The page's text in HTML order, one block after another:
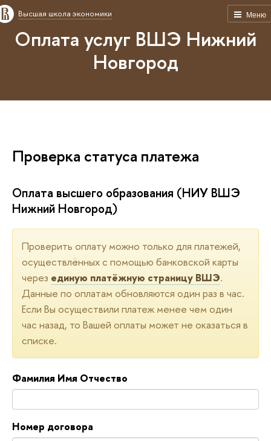
Меню
Высшая школа экономики
Оплата услуг ВШЭ Нижний
Новгород
Проверка статуса платежа
Оплата высшего образования (НИУ ВШЭ
Нижний Новгород)
Проверить оплату можно только для платежей,
осуществлённых с помощью банковской карты
через единую платёжную страницу ВШЭ.
Данные по оплатам обновляются один раз в час.
Если Вы осуществили платеж менее чем один
час назад, то Вашей оплаты может не оказаться в
списке.
Фамилия Имя Отчество
Номер договора